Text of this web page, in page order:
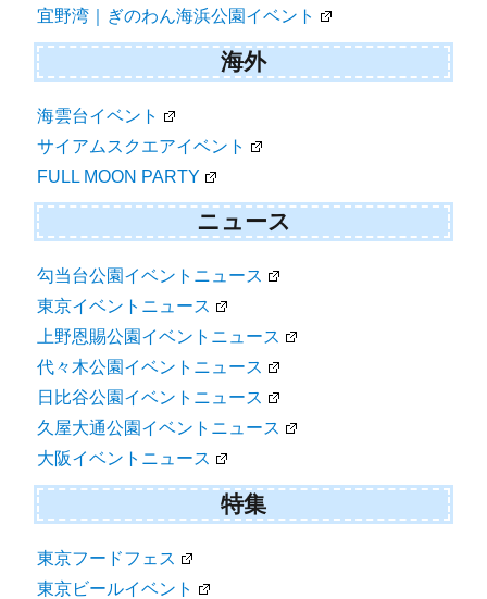
宜野湾｜ぎのわん海浜公園イベント
海外
海雲台イベント
サイアムスクエアイベント
FULL MOON PARTY
ニュース
勾当台公園イベントニュース
東京イベントニュース
上野恩賜公園イベントニュース
代々木公園イベントニュース
日比谷公園イベントニュース
久屋大通公園イベントニュース
大阪イベントニュース
特集
東京フードフェス
東京ビールイベント